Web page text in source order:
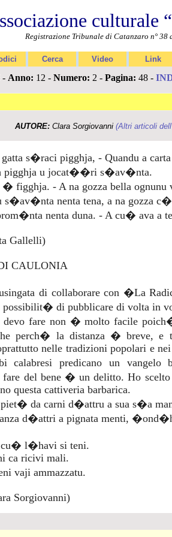
culturale
Registrazione Tribunale di Catanzaro n° 38
Cerca Video Link
- Anno: 12 - Numero: 2 - Pagina: 48 -
AUTORE: Clara Sorgiovanni (Altri articoli
s�raci pigghja, - Quandu a
pigghja u jocat��ri s�av�nta.
figghja. - A na gozza bella ognunu
nenta tena, a na gozza
nenta duna. - A cu� ava a
Gallelli)
CAULONIA
di collaborare con �La
di pubblicare di volta in
devo fare non � molto facile
perch� la distanza � breve, e
nelle tradizioni popolari e
calabresi predicano un vangelo
fare del bene � un delitto. Ho
questa cattiveria barbarica.
da carni d�attru a sua s�a
d�attri a pignata menti,
cu� l�havi si teni.
ca ricivi mali.
vaji ammazzatu.
Sorgiovanni)